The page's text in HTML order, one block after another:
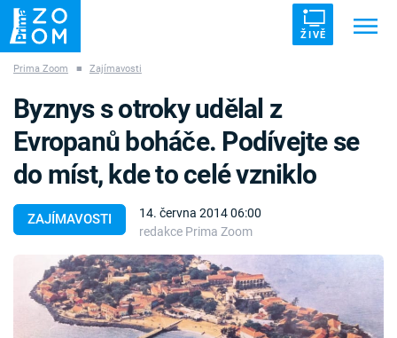
ŽIVĚ
ZÁHADY VETŘELCI DÁVNOVĚKU
Témata
Témata
Pořady
Prima Zoom ■ Zajímavosti
ZAJÍMAVOSTI
14. června 2014 06:00
redakce Prima Zoom
Byznys s otroky udělal z
Evropanů boháče. Podívejte se
do míst, kde to celé vzniklo